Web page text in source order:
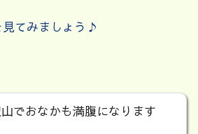
てみましょう♪
でおなかも満腹になります